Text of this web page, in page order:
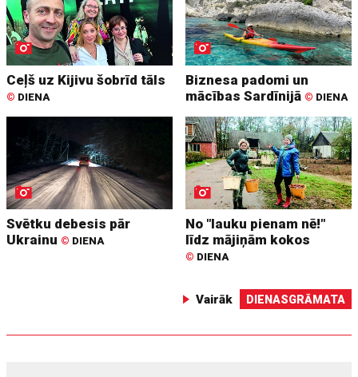
Ceļš uz Kijivu šobrīd tāls
© DIENA
Biznesa padomi un
mācības Sardīnijā © DIENA
Svētku debesis pār
Ukrainu © DIENA
No "lauku pienam nē!"
līdz mājiņām kokos
© DIENA
Vairāk DIENASGRĀMATA